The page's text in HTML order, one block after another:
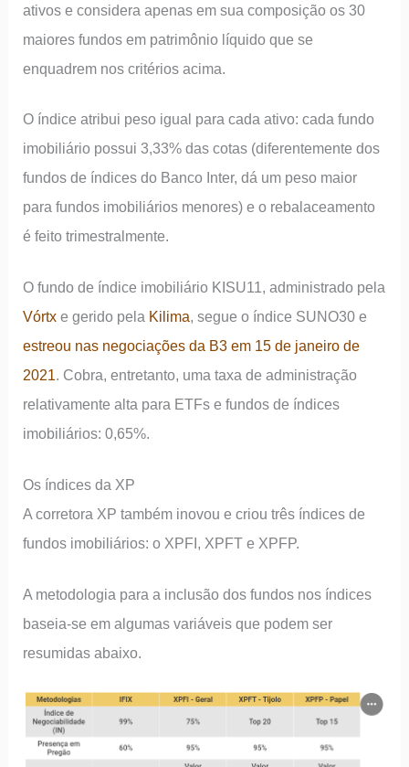
ativos e considera apenas em sua composição os 30
maiores fundos em patrimônio líquido que se
enquadrem nos critérios acima.
O índice atribui peso igual para cada ativo: cada fundo
imobiliário possui 3,33% das cotas (diferentemente dos
fundos de índices do Banco Inter, dá um peso maior
para fundos imobiliários menores) e o rebalaceamento
é feito trimestralmente.
O fundo de índice imobiliário KISU11, administrado pela
Vórtx e gerido pela Kilima, segue o índice SUNO30 e
estreou nas negociações da B3 em 15 de janeiro de
2021. Cobra, entretanto, uma taxa de administração
relativamente alta para ETFs e fundos de índices
imobiliários: 0,65%.
Os índices da XP
A corretora XP também inovou e criou três índices de
fundos imobiliários: o XPFI, XPFT e XPFP.
A metodologia para a inclusão dos fundos nos índices
baseia-se em algumas variáveis que podem ser
resumidas abaixo.